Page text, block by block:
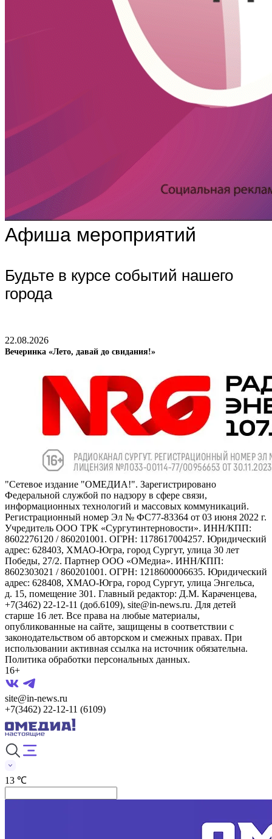
Афиша мероприятий
Будьте в курсе событий нашего
города
22.08.2026
Вечеринка «Лето, давай до свидания!»
"Сетевое издание "ОМЕДИА!". Зарегистрировано
Федеральной службой по надзору в сфере связи,
информационных технологий и массовых коммуникаций.
Регистрационный номер Эл № ФС77-83364 от 03 июня 2022 г.
Учредитель ООО ТРК «Сургутинтерновости». ИНН/КПП:
8602276120 / 860201001. ОГРН: 1178617004257. Юридический
адрес: 628403, ХМАО-Югра, город Сургут, улица 30 лет
Победы, 27/2. Партнер ООО «ОМедиа». ИНН/КПП:
8602303021 / 860201001. ОГРН: 1218600006635. Юридический
адрес: 628408, ХМАО-Югра, город Сургут, улица Энгельса,
д. 15, помещение 301. Главный редактор: Д.М. Караченцева,
+7(3462) 22-12-11 (доб.6109), site@in-news.ru. Для детей
старше 16 лет. Все права на любые материалы,
опубликованные на сайте, защищены в соответствии с
законодательством об авторском и смежных правах. При
использовании активная ссылка на источник обязательна.
Политика обработки персональных данных.
16+
site@in-news.ru
+7(3462) 22-12-11 (6109)
13 ℃